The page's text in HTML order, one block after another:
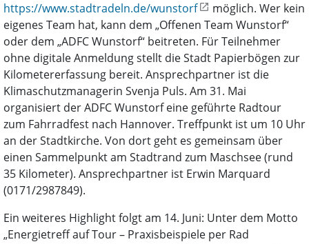
https://www.stadtradeln.de/wunstorf
möglich. Wer kein
eigenes Team hat, kann dem „Offenen Team Wunstorf“
oder dem „ADFC Wunstorf“ beitreten. Für Teilnehmer
ohne digitale Anmeldung stellt die Stadt Papierbögen zur
Kilometererfassung bereit. Ansprechpartner ist die
Klimaschutzmanagerin Svenja Puls. Am 31. Mai
organisiert der ADFC Wunstorf eine geführte Radtour
zum Fahrradfest nach Hannover. Treffpunkt ist um 10 Uhr
an der Stadtkirche. Von dort geht es gemeinsam über
einen Sammelpunkt am Stadtrand zum Maschsee (rund
35 Kilometer). Ansprechpartner ist Erwin Marquard
(0171/2987849).
Ein weiteres Highlight folgt am 14. Juni: Unter dem Motto
„Energietreff auf Tour – Praxisbeispiele per Rad